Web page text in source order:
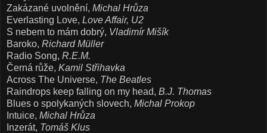
Zakázané uvolnění, Michal Hrůza
Everlasting Love, Love Affair, U2
S nebem to mám dobrý, Vladimír Mišík
Baroko, Richard Müller
Radio Song, R.E.M.
Černá růže, Kamil Střihavka
Across The Universe, The Beatles
Raindrops keep falling on my head, B.J. Thomas
Blues o spolykaných slovech, Michal Prokop
Intuice, Michal Hrůza
Inzerát, Tomáš Klus